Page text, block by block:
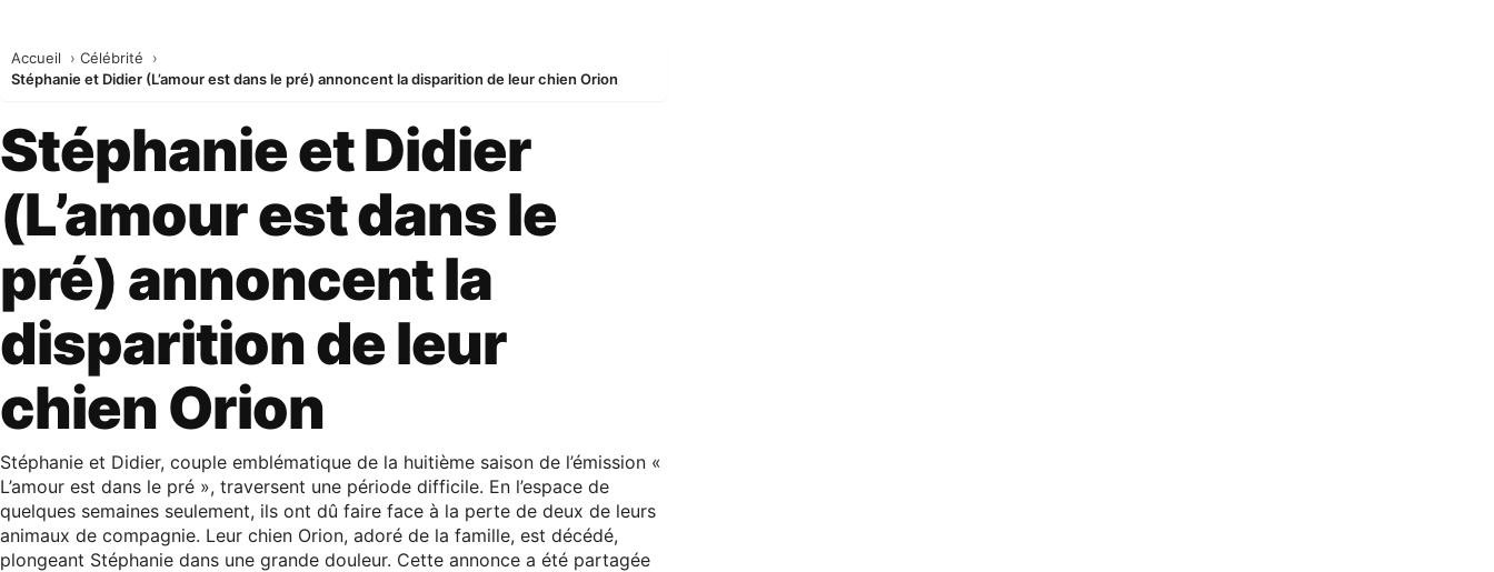
Accueil
Célébrité
Stéphanie et Didier (L’amour est dans le pré) annoncent la disparition de leur chien Orion
Stéphanie et Didier
(L’amour est dans le
pré) annoncent la
disparition de leur
chien Orion
Stéphanie et Didier, couple emblématique de la huitième saison de l’émission «
L’amour est dans le pré », traversent une période difficile. En l’espace de
quelques semaines seulement, ils ont dû faire face à la perte de deux de leurs
animaux de compagnie. Leur chien Orion, adoré de la famille, est décédé,
plongeant Stéphanie dans une grande douleur. Cette annonce a été partagée